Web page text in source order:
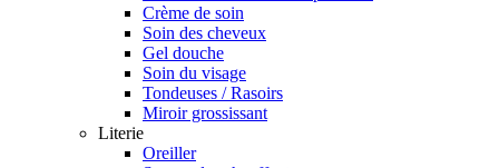
Crème de soin
Soin des cheveux
Gel douche
Soin du visage
Tondeuses / Rasoirs
Miroir grossissant
Literie
Oreiller